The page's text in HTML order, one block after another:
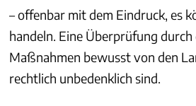
– offenbar mit dem Eindruck, es
handeln. Eine Überprüfung
Maßnahmen bewusst von den
rechtlich unbedenklich sind.